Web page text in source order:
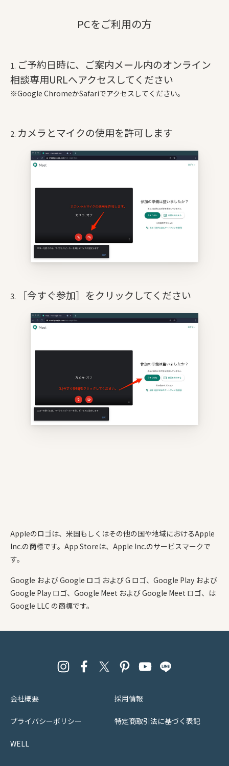
PCをご利用の方
ご予約日時に、ご案内メール内のオンライン
相談専用URLへアクセスしてください
※Google ChromeかSafariでアクセスしてください。
カメラとマイクの使用を許可します
［今すぐ参加］をクリックしてください
Appleのロゴは、米国もしくはその他の国や地域におけるApple
Inc.の商標です。App Storeは、Apple Inc.のサービスマークで
す。
Google および Google ロゴ および G ロゴ、Google Play および
Google Play ロゴ、Google Meet および Google Meet ロゴ、は
Google LLC の商標です。
会社概要 採用情報
プライバシーポリシー 特定商取引法に基づく表記
WELL